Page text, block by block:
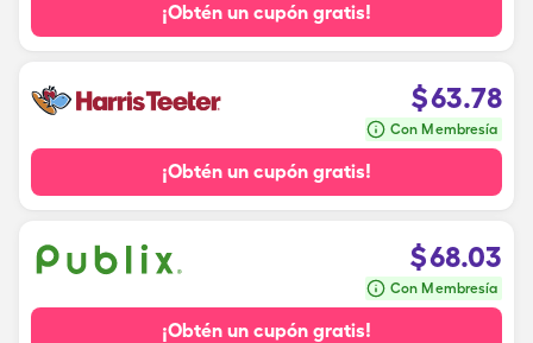
¡Obtén un cupón gratis!
$63.78
Con Membresía
¡Obtén un cupón gratis!
$68.03
Con Membresía
¡Obtén un cupón gratis!